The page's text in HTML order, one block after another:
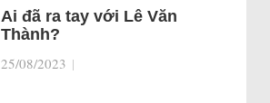
Ai đã ra tay với Lê Văn
Thành?
25/08/2023 |